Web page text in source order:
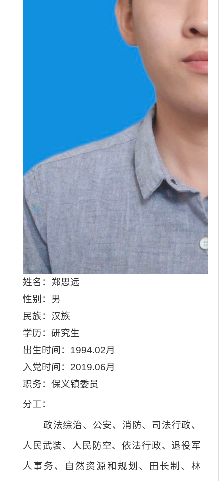
姓名：郑思远
性别：男
民族：汉族
学历：研究生
出生时间： 1994.02月
入党时间：2019.06月
职务：保义镇委员
分工：
政法综治、 公安、消防、司法行政、
人民武装、 人民防空、依法行政、退役军
人事务、自然资源和规划 、 田长制、 林